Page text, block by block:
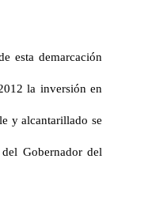
esta demarcación
la inversión en
y alcantarillado se
Gobernador del